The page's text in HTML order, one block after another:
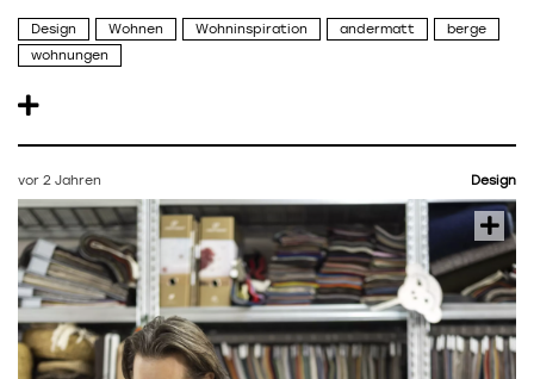
Design Wohnen Wohninspiration andermatt
berge
wohnungen
vor 2 Jahren Design